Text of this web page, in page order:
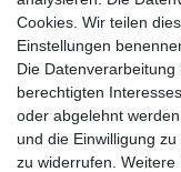
Versandpartner
Cookies. Wir teilen
Einstellungen
Die
berechtigten
oder abgelehnt
und die Einwilligung
zu widerrufen.